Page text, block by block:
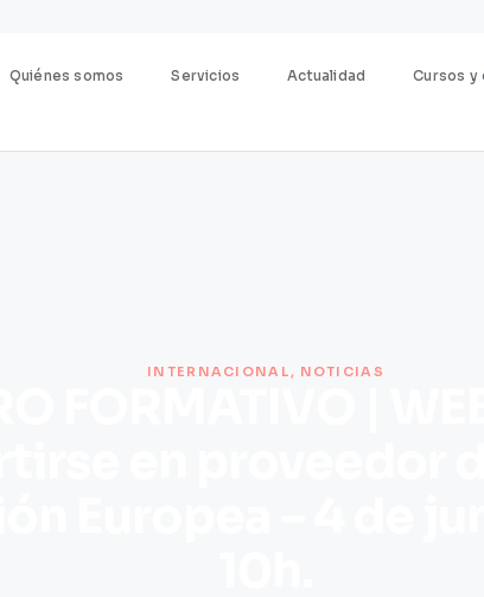
Quiénes somos Servicios Actualidad Cursos y
INTERNACIONAL , NOTICIAS